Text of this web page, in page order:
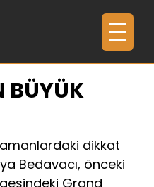
BÜYÜK
dikkat
Bedavacı, önceki
Grand